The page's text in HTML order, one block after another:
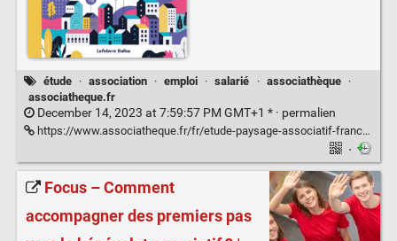
étude · association · emploi · salarié · associathèque
·
associatheque.fr
December 14, 2023 at 7:59:57 PM GMT+1 * · permalien
https://www.associatheque.fr/fr/etude-paysage-associatif-francais-evolution-emploi-salarie-associations.html
·
Focus – Comment
accompagner des premiers pas